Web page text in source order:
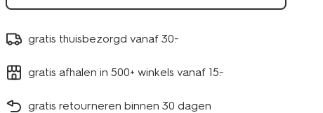
gratis thuisbezorgd vanaf 30.-
gratis afhalen in 500+ winkels vanaf 15.-
gratis retourneren binnen 30 dagen